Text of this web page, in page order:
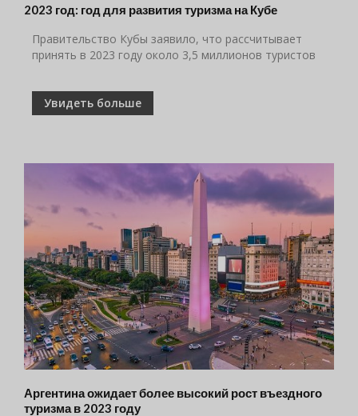
2023 год: год для развития туризма на Кубе
Правительство Кубы заявило, что рассчитывает
принять в 2023 году около 3,5 миллионов туристов
Увидеть больше
Аргентина ожидает более высокий рост въездного
туризма в 2023 году